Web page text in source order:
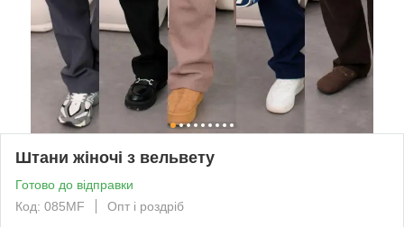
Штани жіночі з вельвету
Готово до відправки
Код: 085MF
Опт і роздріб